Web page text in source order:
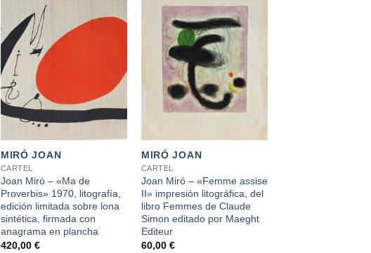
MIRÓ JOAN
CARTEL
Joan Miró – «Ma de
Proverbis» 1970, litografía,
edición limitada sobre lona
sintética, firmada con
anagrama en plancha
420,00 €
MIRÓ JOAN
CARTEL
Joan Miró – «Femme assise
II» impresión litográfica, del
libro Femmes de Claude
Simon editado por Maeght
Editeur
60,00 €